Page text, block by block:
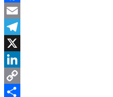
Facebook
Email
Telegram
X
LinkedIn
Copy